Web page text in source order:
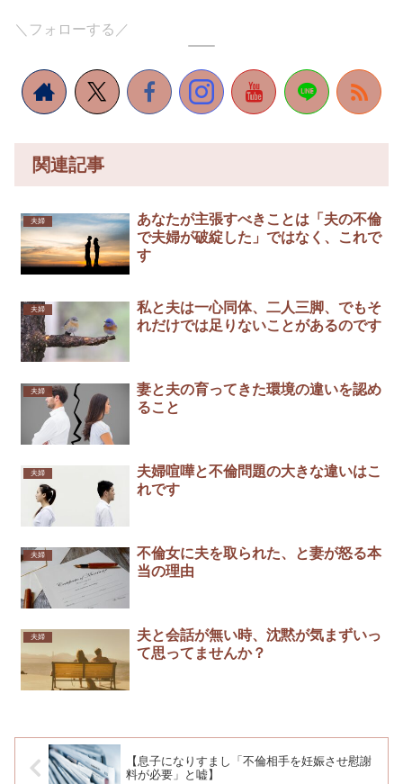
＼フォローする／
関連記事
夫婦
あなたが主張すべきことは「夫の不倫
で夫婦が破綻した」ではなく、これで
す
夫婦
私と夫は一心同体、二人三脚、でもそ
れだけでは足りないことがあるのです
夫婦
妻と夫の育ってきた環境の違いを認め
ること
夫婦
夫婦喧嘩と不倫問題の大きな違いはこ
れです￼
夫婦
不倫女に夫を取られた、と妻が怒る本
当の理由
夫婦
夫と会話が無い時、沈黙が気まずいっ
て思ってませんか？
【息子になりすまし「不倫相手を妊娠させ慰謝
料が必要」と嘘】